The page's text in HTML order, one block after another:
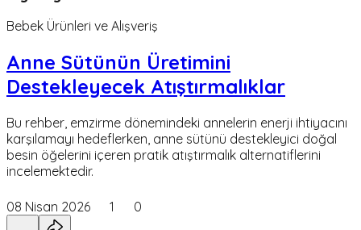
Bebek Ürünleri ve Alışveriş
Anne Sütünün Üretimini
Destekleyecek Atıştırmalıklar
Bu rehber, emzirme dönemindeki annelerin enerji ihtiyacını
karşılamayı hedeflerken, anne sütünü destekleyici doğal
besin öğelerini içeren pratik atıştırmalık alternatiflerini
incelemektedir.
08 Nisan 2026 1 0